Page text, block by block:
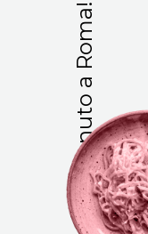
Benvenuto a Roma!